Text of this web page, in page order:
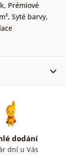
, Prémiové
, Syté barvy,
dodání
dní u Vás